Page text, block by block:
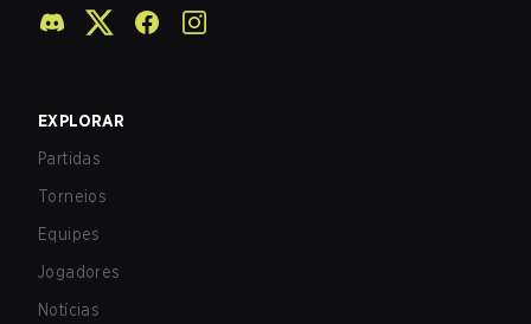
EXPLORAR
Partidas
Torneios
Equipes
Jogadores
Notícias